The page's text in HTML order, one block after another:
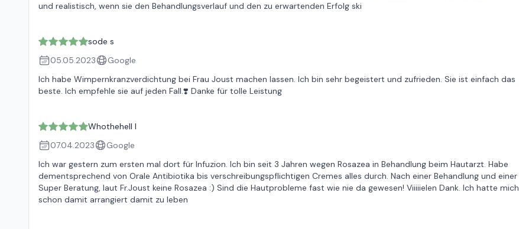
und realistisch, wenn sie den Behandlungsverlauf und den zu erwartenden Erfolg ski
sode s
05.05.2023
Google
Ich habe Wimpernkranzverdichtung bei Frau Joust machen lassen. Ich bin sehr begeistert und zufrieden. Sie ist einfach das
beste. Ich empfehle sie auf jeden Fall.❣️ Danke für tolle Leistung
Whothehell I
07.04.2023
Google
Ich war gestern zum ersten mal dort für Infuzion. Ich bin seit 3 Jahren wegen Rosazea in Behandlung beim Hautarzt. Habe
dementsprechend von Orale Antibiotika bis verschreibungspflichtigen Cremes alles durch. Nach einer Behandlung und einer
Super Beratung, laut Fr.Joust keine Rosazea :) Sind die Hautprobleme fast wie nie da gewesen! Viiiiielen Dank. Ich hatte mich
schon damit arrangiert damit zu leben